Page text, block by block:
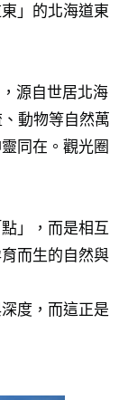
」的北海道東
源自世居北海
動物等自然萬
同在。觀光圈
」，而是相互
而生的自然與
度，而這正是